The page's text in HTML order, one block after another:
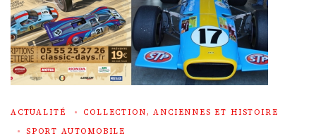
ACTUALITÉ
COLLECTION, ANCIENNES ET HISTOIRE
SPORT AUTOMOBILE